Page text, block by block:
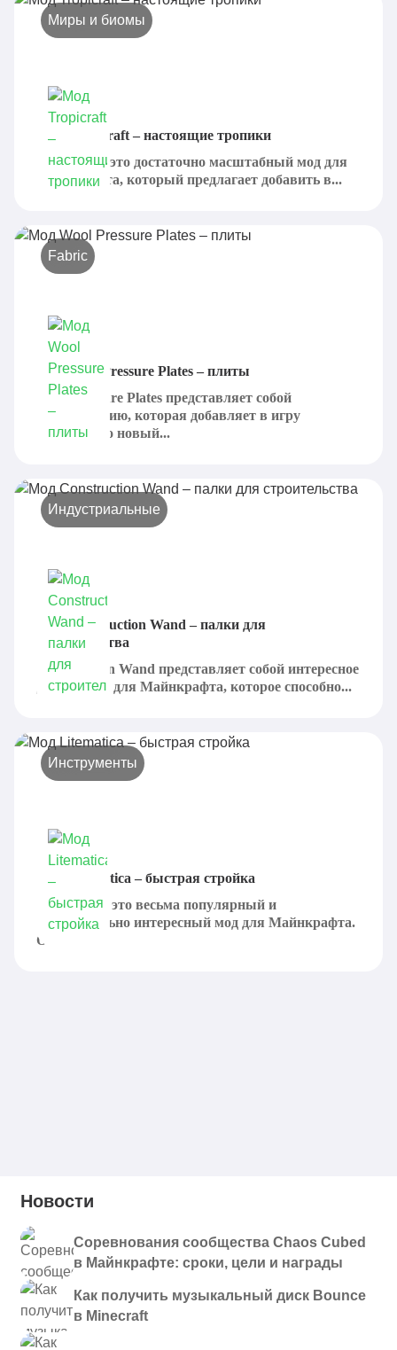
Миры и биомы
Мод Tropicraft – настоящие тропики
Tropicraft - это достаточно масштабный мод для
Майнкрафта, который предлагает добавить в...
Fabric
Мод Wool Pressure Plates – плиты
Wool Pressure Plates представляет собой
модификацию, которая добавляет в игру
совершенно новый...
Индустриальные
Мод Construction Wand – палки для
строительства
Construction Wand представляет собой интересное
дополнение для Майнкрафта, которое способно...
Инструменты
Мод Litematica – быстрая стройка
Litematica - это весьма популярный и
действительно интересный мод для Майнкрафта.
Он...
Новости
Соревнования сообщества Chaos Cubed
в Майнкрафте: сроки, цели и награды
Как получить музыкальный диск Bounce
в Minecraft